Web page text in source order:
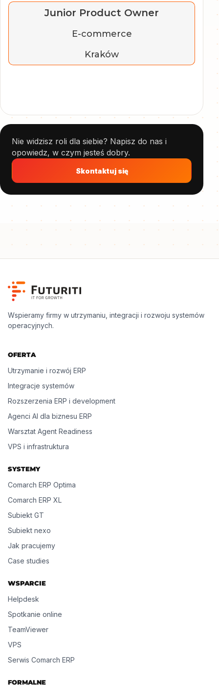
Junior Product Owner
E-commerce
Kraków
Nie widzisz roli dla siebie? Napisz do nas i
opowiedz, w czym jesteś dobry.
Skontaktuj się
Wspieramy firmy w utrzymaniu, integracji i rozwoju systemów
operacyjnych.
OFERTA
Utrzymanie i rozwój ERP
Integracje systemów
Rozszerzenia ERP i development
Agenci AI dla biznesu ERP
Warsztat Agent Readiness
VPS i infrastruktura
SYSTEMY
Comarch ERP Optima
Comarch ERP XL
Subiekt GT
Subiekt nexo
Jak pracujemy
Case studies
WSPARCIE
Helpdesk
Spotkanie online
TeamViewer
VPS
Serwis Comarch ERP
FORMALNE